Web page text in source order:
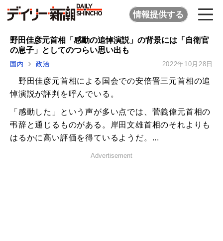
情報提供する
野田佳彦元首相「感動の追悼演説」の背景には「自衛官
の息子」としてのつらい思い出も
国内 政治 2022年10月28日
野田佳彦元首相による国会での安倍晋三元首相の追
悼演説が評判を呼んでいる。
「感動した」という声が多い点では、菅義偉元首相の
弔辞と通じるものがある。岸田文雄首相のそれよりも
はるかに高い評価を得ているようだ。...
Advertisement